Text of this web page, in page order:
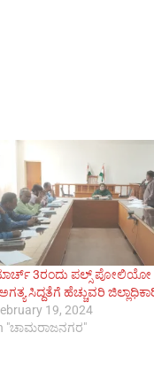
3ರಂದು ಪಲ್ಸ್ ಪೋಲಿಯೋ
ಸಿದ್ದತೆಗೆ ಹೆಚ್ಚುವರಿ
19, 2024
"ಚಾಮರಾಜನಗರ"